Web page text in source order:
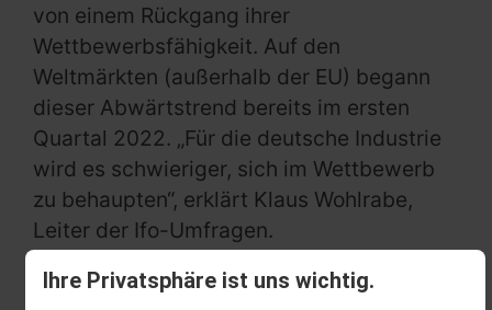
Ihre Privatsphäre ist uns wichtig.
von einem Rückgang ihrer
Wettbewerbsfähigkeit. Auf den
Weltmärkten (außerhalb der EU) begann
dieser Abwärtstrend bereits im ersten
Quartal 2022. „Für die deutsche Industrie
wird es schwieriger, sich im Wettbewerb
zu behaupten“, erklärt Klaus Wohlrabe,
Leiter der Ifo-Umfragen.
Im ersten Quartal 2024 gaben nahezu alle